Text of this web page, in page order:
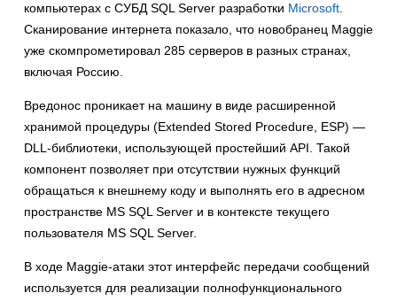
компьютерах с СУБД SQL Server разработки Microsoft.
Сканирование интернета показало, что новобранец Maggie
уже скомпрометировал 285 серверов в разных странах,
включая Россию.
Вредонос проникает на машину в виде расширенной
хранимой процедуры (Extended Stored Procedure, ESP) —
DLL-библиотеки, использующей простейший API. Такой
компонент позволяет при отсутствии нужных функций
обращаться к внешнему коду и выполнять его в адресном
пространстве MS SQL Server и в контексте текущего
пользователя MS SQL Server.
В ходе Maggie-атаки этот интерфейс передачи сообщений
используется для реализации полнофункционального